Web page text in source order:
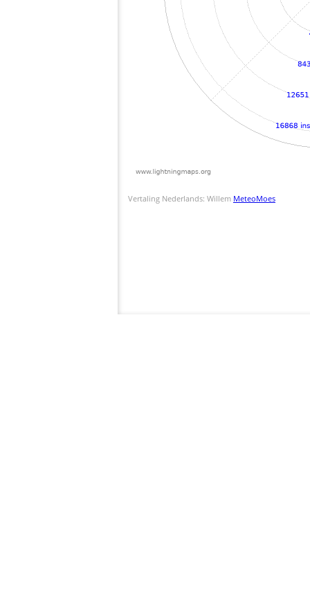
Vertaling Nederlands: Willem MeteoMoes